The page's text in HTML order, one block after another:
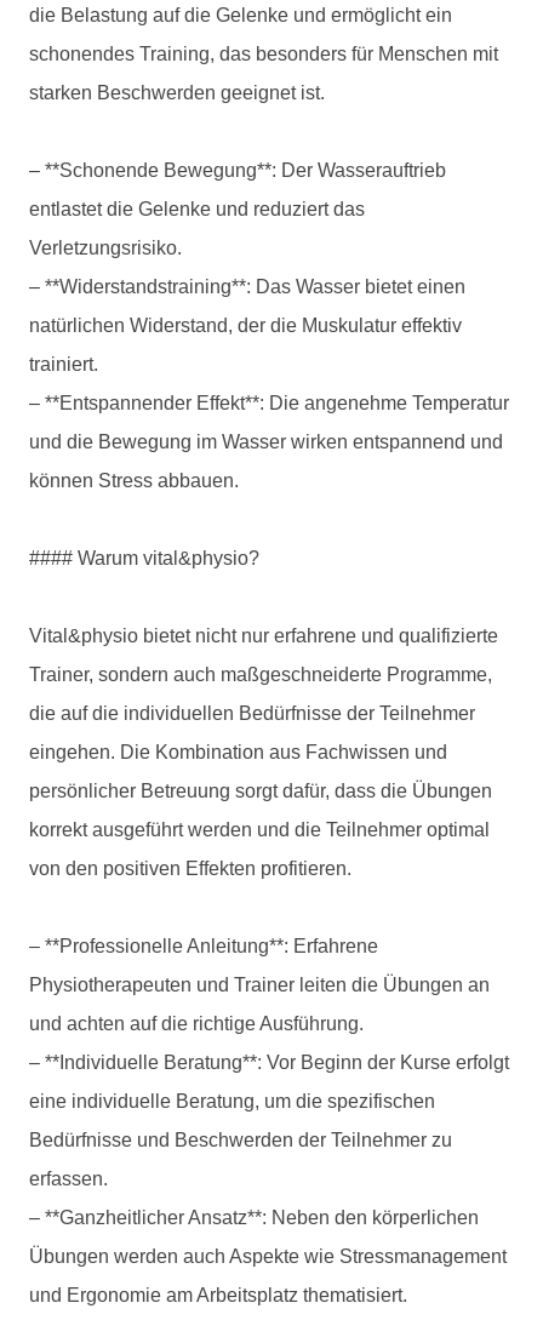
die Belastung auf die Gelenke und ermöglicht ein
schonendes Training, das besonders für Menschen mit
starken Beschwerden geeignet ist.
– **Schonende Bewegung**: Der Wasserauftrieb
entlastet die Gelenke und reduziert das
Verletzungsrisiko.
– **Widerstandstraining**: Das Wasser bietet einen
natürlichen Widerstand, der die Muskulatur effektiv
trainiert.
– **Entspannender Effekt**: Die angenehme Temperatur
und die Bewegung im Wasser wirken entspannend und
können Stress abbauen.
#### Warum vital&physio?
Vital&physio bietet nicht nur erfahrene und qualifizierte
Trainer, sondern auch maßgeschneiderte Programme,
die auf die individuellen Bedürfnisse der Teilnehmer
eingehen. Die Kombination aus Fachwissen und
persönlicher Betreuung sorgt dafür, dass die Übungen
korrekt ausgeführt werden und die Teilnehmer optimal
von den positiven Effekten profitieren.
– **Professionelle Anleitung**: Erfahrene
Physiotherapeuten und Trainer leiten die Übungen an
und achten auf die richtige Ausführung.
– **Individuelle Beratung**: Vor Beginn der Kurse erfolgt
eine individuelle Beratung, um die spezifischen
Bedürfnisse und Beschwerden der Teilnehmer zu
erfassen.
– **Ganzheitlicher Ansatz**: Neben den körperlichen
Übungen werden auch Aspekte wie Stressmanagement
und Ergonomie am Arbeitsplatz thematisiert.